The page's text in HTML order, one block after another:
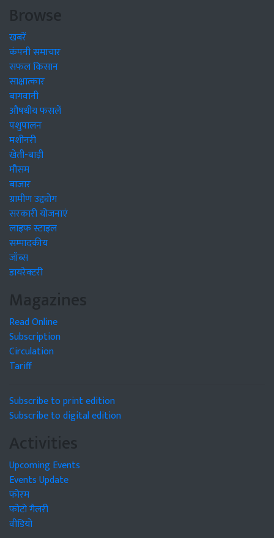
Browse
खबरें
कंपनी समाचार
सफल किसान
साक्षात्कार
बागवानी
औषधीय फसलें
पशुपालन
मशीनरी
खेती-बाड़ी
मौसम
बाजार
ग्रामीण उद्द्योग
सरकारी योजनाएं
लाइफ स्टाइल
सम्पादकीय
जॉब्स
डायरेक्टरी
Magazines
Read Online
Subscription
Circulation
Tariff
Subscribe to print edition
Subscribe to digital edition
Activities
Upcoming Events
Events Update
फोरम
फोटो गैलरी
वीडियो